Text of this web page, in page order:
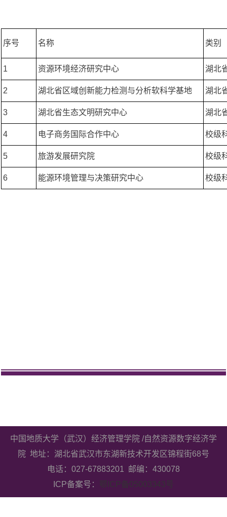
序号 名称 类别
1 资源环境经济研究中心 湖北
2 湖北省区域创新能力检测与分析软科学基地 湖北
3 湖北省生态文明研究中心 湖北
4 电子商务国际合作中心 校级
5 旅游发展研究院 校级
6 能源环境管理与决策研究中心 校级
中国地质大学（武汉）经济管理学院 /自然资源数字经济学
院 地址：湖北省武汉市东湖新技术开发区锦程街68号
电话：027-67883201 邮编：430078
ICP备案号： 鄂ICP备05003343号